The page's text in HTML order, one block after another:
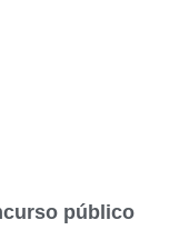
público